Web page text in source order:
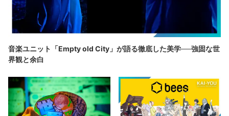
音楽ユニット「Empty old City」が語る徹底した美学──強固な世
界観と余白